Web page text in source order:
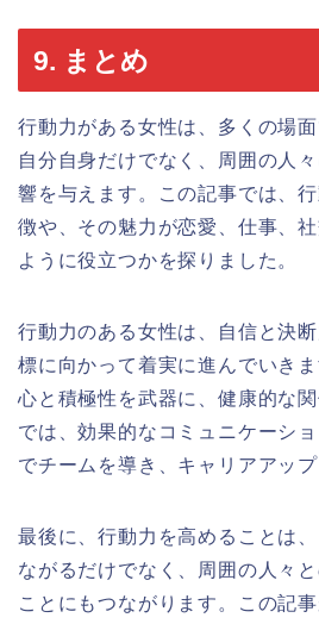
9. まとめ
行動力がある女性は、多くの場面
自分自身だけでなく、周囲の人
響を与えます。この記事では、
徴や、その魅力が恋愛、仕事、
ように役立つかを探りました。
行動力のある女性は、自信と決
標に向かって着実に進んでいき
心と積極性を武器に、健康的な
では、効果的なコミュニケーシ
でチームを導き、キャリアアップ
最後に、行動力を高めることは
ながるだけでなく、周囲の人々
ことにもつながります。この記